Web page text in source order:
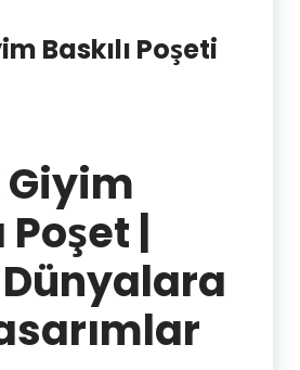
Baskılı Poşeti
|